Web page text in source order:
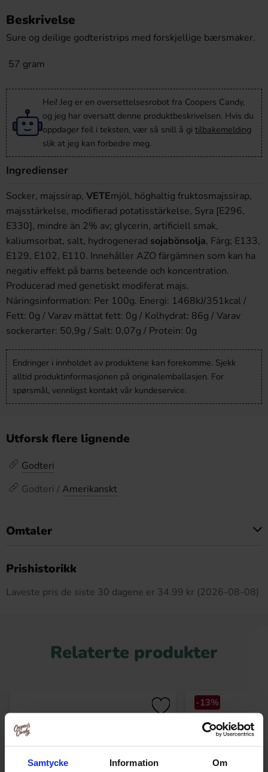
Samtycke Information Om
Beskrivelse
Sure og deilige godteristrips med forskjellige bærsmaker.
57 gram
Hei! Jeg er en oversettelsesrobot fra Coopers Candy,
og jeg har oversatt denne produktbeskrivelsen. Hvis du
oppdager feil i teksten, vær så snill å gi tilbakemelding
slik at jeg kan forbedre meg.
Ingredienser
Socker, majssirap, VETEmjöl, höghaltig fruktosmajssirap,
majsstärkelse, modifierad potatisstärkelse, Syra [E296,
E330], mindre än 2% av; glycerin, artificiell smak,
kaliumsorbat, salt, hydrogenerad sojabönsolja, Färg; E133,
E129, E102, E110. Innehåller AZO färgämnen som kan ha
negativ effekt på barns beteende och koncentration.
Producerad med genetiskt modiferat majs.
Näringsinformation: Per 100g. Energi: 1468kJ/351kcal /
Fett: 0g / Varav mättat fett: 0g / Kolhydrat: 86g / Varav
sockerarter: 50,9g / Salt: 0,07g / Protein: 0g
Endringer i innholdet av produktene kan forekomme. Sjekk
alltid produktinformasjonen på originalemballasjen. For
spørsmål, vennligst kontakt vår kundeservice.
Utforsk flere lignende
Godteri
Godteri / Amerikanskt
Omtaler
Prishistorikk
Laveste pris de siste 30 dagene er 34.99 kr (2026-08-08)
Relaterte produkter
-13%